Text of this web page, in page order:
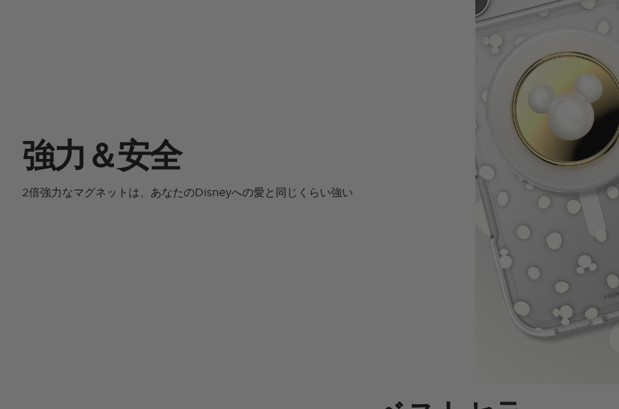
強力＆安全
2倍強力なマグネットは、あなたのDisneyへの愛と同じくらい強い